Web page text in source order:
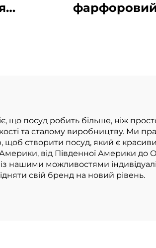
миски,
що посуд робить більше, ніж
та сталому виробництву. Ми
щоб створити посуд, який є
від Південної Америки до
нашими можливостями
свій бренд на новий рівень.